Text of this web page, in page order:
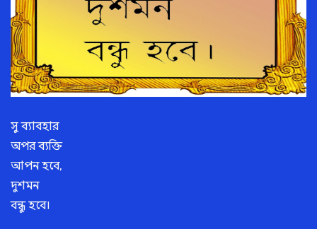
সু ব্যাবহার
অপর ব্যক্তি
আপন হবে,
দুশমন
বন্ধু হবে।